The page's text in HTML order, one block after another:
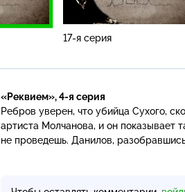
17-я серия
«Реквием»,4-я серия
Ребров уверен, что убийца Сухого,
артиста Молчанова, и он показывает
не проведешь. Данилов,